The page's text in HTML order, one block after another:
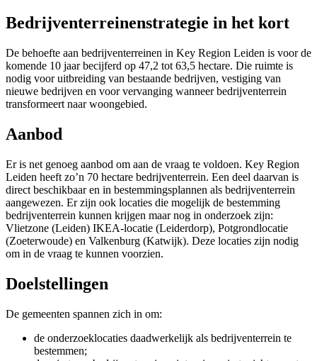
Bedrijventerreinenstrategie in het kort
De behoefte aan bedrijventerreinen in Key Region Leiden is voor de
komende 10 jaar becijferd op 47,2 tot 63,5 hectare. Die ruimte is
nodig voor uitbreiding van bestaande bedrijven, vestiging van
nieuwe bedrijven en voor vervanging wanneer bedrijventerrein
transformeert naar woongebied.
Aanbod
Er is net genoeg aanbod om aan de vraag te voldoen. Key Region
Leiden heeft zo’n 70 hectare bedrijventerrein. Een deel daarvan is
direct beschikbaar en in bestemmingsplannen als bedrijventerrein
aangewezen. Er zijn ook locaties die mogelijk de bestemming
bedrijventerrein kunnen krijgen maar nog in onderzoek zijn:
Vlietzone (Leiden) IKEA-locatie (Leiderdorp), Potgrondlocatie
(Zoeterwoude) en Valkenburg (Katwijk). Deze locaties zijn nodig
om in de vraag te kunnen voorzien.
Doelstellingen
De gemeenten spannen zich in om:
de onderzoeklocaties daadwerkelijk als bedrijventerrein te
bestemmen;